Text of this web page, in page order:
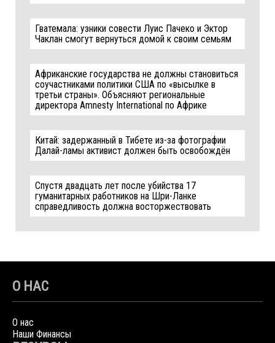
Гватемала: узники совести Луис Пачеко и Эктор
Чаклан смогут вернуться домой к своим семьям
Африканские государства не должны становиться
соучастниками политики США по «высылке в
третьи страны». Объясняют региональные
директора Amnesty International по Африке
Китай: задержанный в Тибете из-за фотографии
Далай-ламы активист должен быть освобождён
Спустя двадцать лет после убийства 17
гуманитарных работников на Шри-Ланке
справедливость должна восторжествовать
О НАС
О нас
Наши Финансы